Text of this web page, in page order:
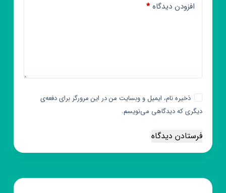
افزودن دیدگاه*
ذخیره نام، ایمیل و وبسایت من در این مرورگر برای دفعه‌ی
دیگری که دیدگاهی می‌نویسم.
فرستادن دیدگاه